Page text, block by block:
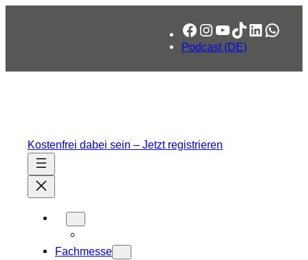
Facebook
Instagram
YouTube
TikTok
LinkedIn
Podcast (DE)
Kostenfrei dabei sein – Jetzt registrieren
Fachmesse